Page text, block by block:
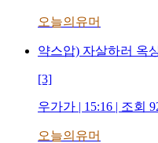
오늘의유머
약스압) 자살하러 옥
[3]
우가가 | 15:16 | 조회
오늘의유머